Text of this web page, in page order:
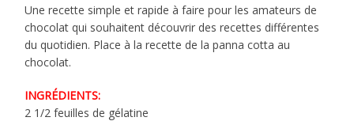
Une recette simple et rapide à faire pour les amateurs de
chocolat qui souhaitent découvrir des recettes différentes
du quotidien. Place à la recette de la panna cotta au
chocolat.
INGRÉDIENTS:
2 1/2 feuilles de gélatine